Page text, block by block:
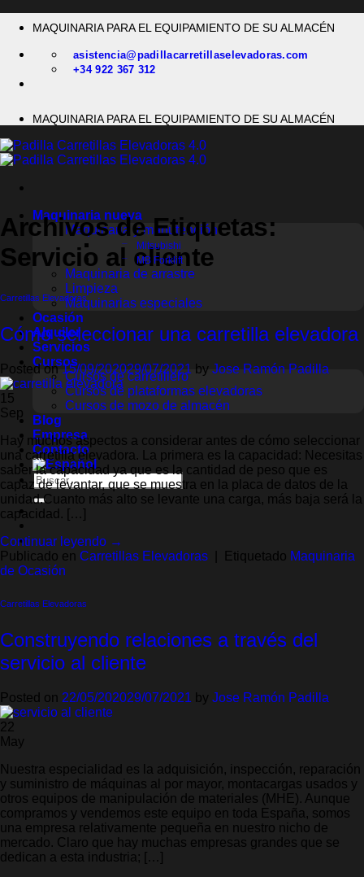
MAQUINARIA PARA EL EQUIPAMIENTO DE SU ALMACÉN
asistencia@padillacarretillaselevadoras.com
+34 922 367 312
MAQUINARIA PARA EL EQUIPAMIENTO DE SU ALMACÉN
Maquinaria nueva
Maquinaria y manutención
Mitsubishi
MB Forklift
Maquinaria de arrastre
Limpieza
Maquinarias especiales
Ocasión
Alquiler
Servicios
Cursos
Cursos de carretillero
Cursos de plataformas elevadoras
Cursos de mozo de almacén
Blog
Empresa
Contacto
Buscar
por:
Archivos de Etiquetas:
Servicio al cliente
Carretillas Elevadoras
Cómo seleccionar una carretilla elevadora
Posted on15/09/202029/07/2021 by Jose Ramón Padilla
15
Sep
Hay muchos aspectos a considerar antes de cómo seleccionar
una carretilla elevadora. La primera es la capacidad: Necesitas
saber la capacidad ya que es la cantidad de peso que es
capaz de levantar, que se muestra en la placa de datos de la
unidad.Cuanto más alto se levante una carga, más baja será la
capacidad. […]
Continuar leyendo →
Publicado en Carretillas Elevadoras Etiquetado Maquinaria
de Ocasión
Carretillas Elevadoras
Construyendo relaciones a través del
servicio al cliente
Posted on 22/05/202029/07/2021 by Jose Ramón Padilla
22
May
Nuestra especialidad es la adquisición, inspección, reparación
y suministro de máquinas al por mayor, montacargas usados y
otros equipos de manipulación de materiales (MHE). Aunque
compramos y vendemos este equipo en toda España, somos
una empresa relativamente pequeña en nuestro nicho de
mercado. Claro que hay muchas empresas grandes que se
dedican a esta industria; […]